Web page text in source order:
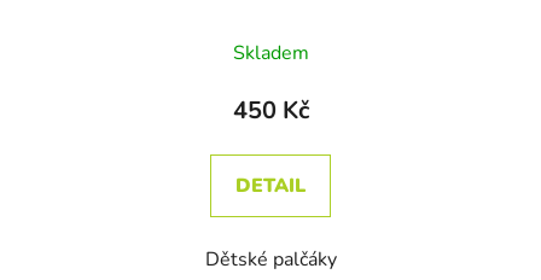
Skladem
450 Kč
DETAIL
Dětské palčáky